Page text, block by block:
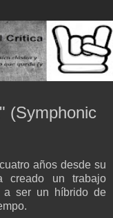
(Symphonic
años desde su
creado un trabajo
a ser un híbrido de